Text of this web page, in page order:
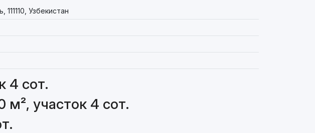
Узбекистан
4 сот.
участок 4 сот.